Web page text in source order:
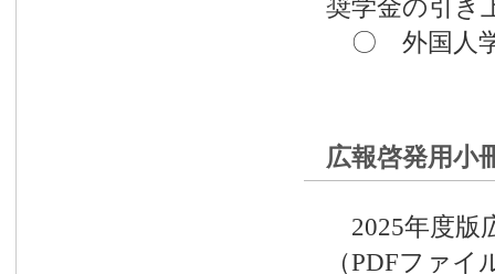
奨学金の引き
〇 外国人
広報啓発用小
2025年度版
（PDFファ